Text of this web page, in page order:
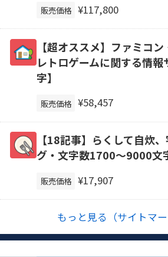
販売価格 ¥117,800
【超オススメ】ファミコ
レトロゲームに関する情
字】
販売価格 ¥58,457
【18記事】らくして自炊
グ・文字数1700～9000文
販売価格 ¥17,907
もっと見る（サイトマー